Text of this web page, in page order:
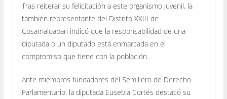
Tras reiterar su felicitación a este organismo juvenil, la
también representante del Distrito XXIII de
Cosamaloapan indicó que la responsabilidad de una
diputada o un diputado está enmarcada en el
compromiso que tiene con la población.
Ante miembros fundadores del Semillero de Derecho
Parlamentario, la diputada Eusebia Cortés destacó su